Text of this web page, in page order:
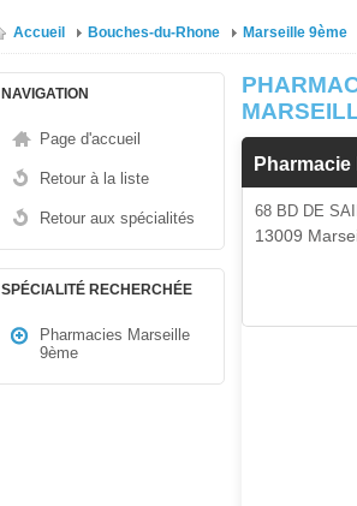
Accueil Bouches-du-Rhone Marseille 9ème
NAVIGATION
Page d'accueil
Retour à la liste
Retour aux spécialités
SPÉCIALITÉ RECHERCHÉE
Pharmacies Marseille
9ème
68 BD DE
13009